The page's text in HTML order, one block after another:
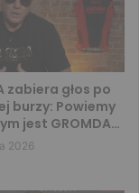
zabiera głos po
burzy: Powiemy
jest GROMDA…
2026